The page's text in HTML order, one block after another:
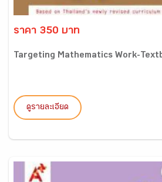
ราคา 350 บาท
Targeting Mathematics Work-
ดูรายละเอียด